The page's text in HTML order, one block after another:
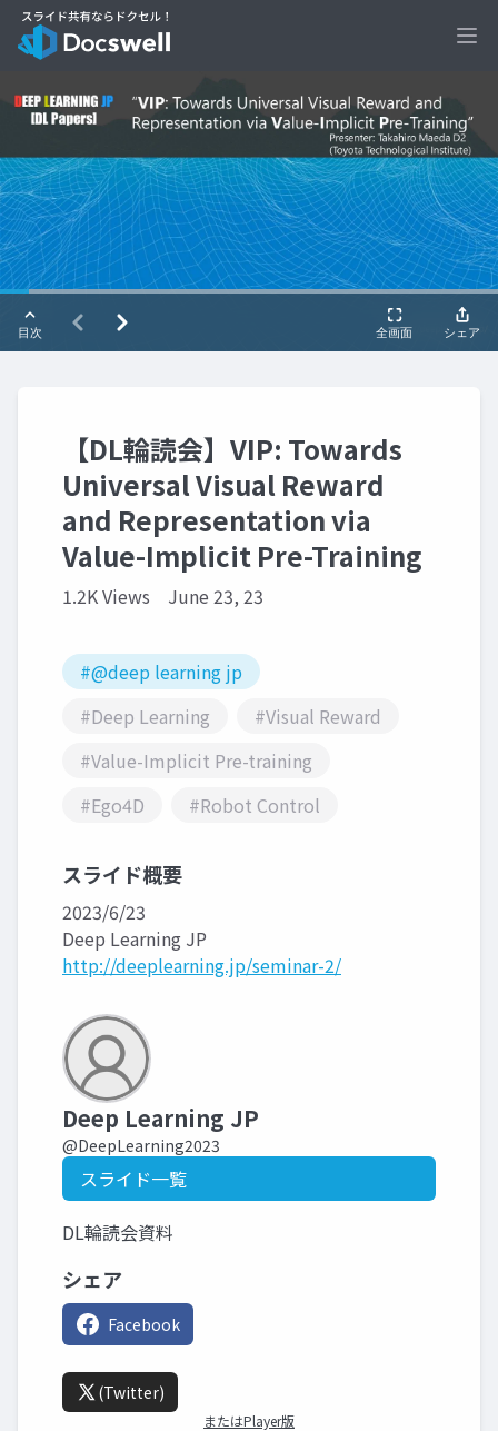
【DL輪読会】VIP: Towards
Universal Visual Reward
and Representation via
Value-Implicit Pre-Training
1.2K Views June 23, 23
#@deep learning jp
#Deep Learning
#Visual Reward
#Value-Implicit Pre-training
#Ego4D
#Robot Control
スライド概要
2023/6/23
Deep Learning JP
http://deeplearning.jp/seminar-2/
Deep Learning JP
@DeepLearning2023
スライド一覧
DL輪読会資料
シェア
Facebook
(Twitter)
またはPlayer版